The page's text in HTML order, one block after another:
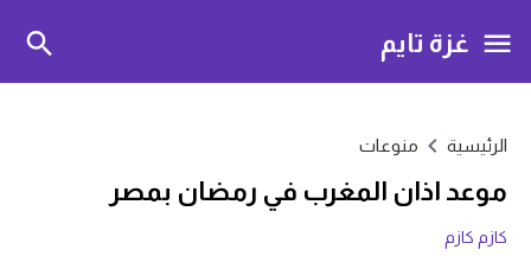
غزة تايم
الرئيسية منوعات
موعد اذان المغرب في رمضان بمصر
كازم كازم